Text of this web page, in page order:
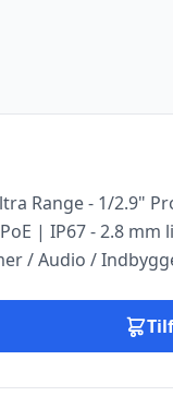
Range - 1/2.9"
| IP67 - 2.8 mm
/ Audio /